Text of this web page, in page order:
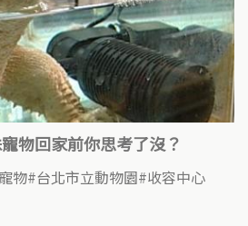
物回家前你思考了沒？
物 台北市立動物園 收容中心